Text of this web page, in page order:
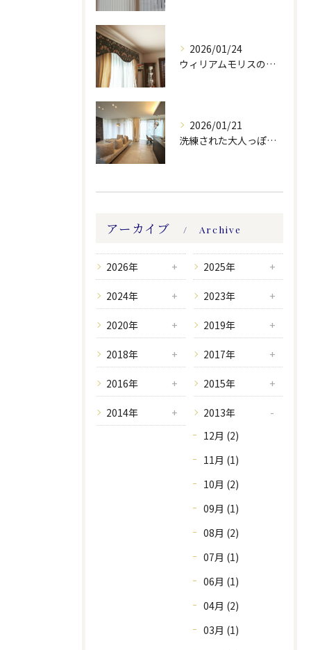
2026/01/24
ウィリアムモリスの生地ででバランスを製作しました。
2026/01/21
洗練された大人っぽい空間。
アーカイブ Archive
2026年 2025年
2024年 2023年
2020年 2019年
2018年 2017年
2016年 2015年
2014年
2013年
12月 (2)
11月 (1)
10月 (2)
09月 (1)
08月 (2)
07月 (1)
06月 (1)
04月 (2)
03月 (1)